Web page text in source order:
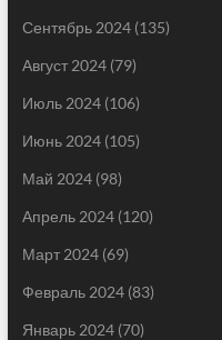
Сентябрь 2024(135)
Август 2024(79)
Июль 2024(106)
Июнь 2024(105)
Май 2024(98)
Апрель 2024(120)
Март 2024(69)
Февраль 2024(83)
Январь 2024(70)